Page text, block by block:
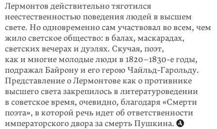
Лермонтов действительно тяготился
неестественностью поведения людей в высшем
свете. Но одновременно сам участвовал во всем, чем
жило светское общество: в балах, маскарадах,
светских вечерах и дуэлях. Скучая, поэт,
как и многие молодые люди в 1820–1830-е годы,
подражал Байрону и его герою Чайльд-Гарольду.
Представление о Лермонтове как о противнике
высшего света закрепилось в литературоведении
в советское время, очевидно, благодаря «Смерти
поэта», в которой речь идет об ответственности
император­ского двора за смерть Пушкина.